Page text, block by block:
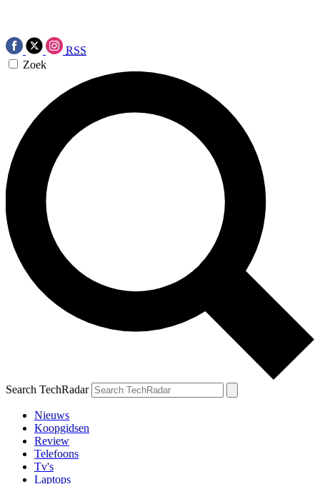
RSS
Zoek
Search TechRadar
Nieuws
Koopgidsen
Review
Telefoons
Tv's
Laptops